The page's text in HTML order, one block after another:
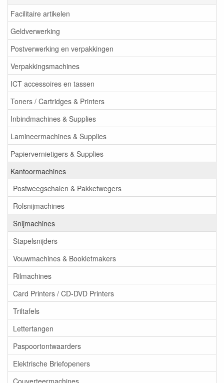
Facilitaire artikelen
Geldverwerking
Postverwerking en verpakkingen
Verpakkingsmachines
ICT accessoires en tassen
Toners / Cartridges & Printers
Inbindmachines & Supplies
Lamineermachines & Supplies
Papiervernietigers & Supplies
Kantoormachines
Postweegschalen & Pakketwegers
Rolsnijmachines
Snijmachines
Stapelsnijders
Vouwmachines & Bookletmakers
Rilmachines
Card Printers / CD-DVD Printers
Triltafels
Lettertangen
Paspoortontwaarders
Elektrische Briefopeners
Couverteermachines